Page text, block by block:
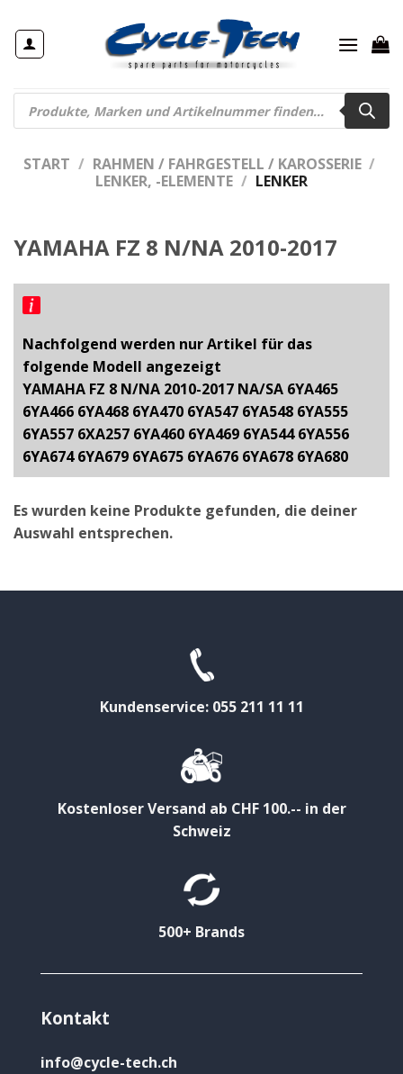
Inhalt
springen
Products
search
START / RAHMEN / FAHRGESTELL / KAROSSERIE /
LENKER, -ELEMENTE / LENKER
YAMAHA FZ 8 N/NA 2010-2017
Nachfolgend werden nur Artikel für das
folgende Modell angezeigt
YAMAHA FZ 8 N/NA 2010-2017 NA/SA 6YA465
6YA466 6YA468 6YA470 6YA547 6YA548 6YA555
6YA557 6XA257 6YA460 6YA469 6YA544 6YA556
6YA674 6YA679 6YA675 6YA676 6YA678 6YA680
Es wurden keine Produkte gefunden, die deiner
Auswahl entsprechen.
Kundenservice: 055 211 11 11
Kostenloser Versand ab CHF 100.-- in der
Schweiz
500+ Brands
Kontakt
info@cycle-tech.ch